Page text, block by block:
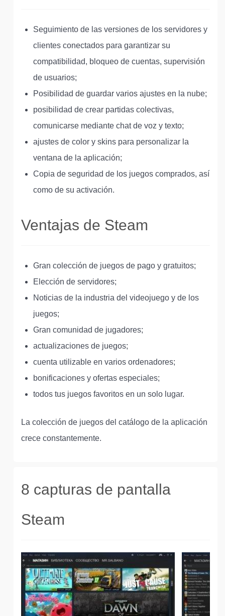
Seguimiento de las versiones de los servidores y
clientes conectados para garantizar su
compatibilidad, bloqueo de cuentas, supervisión
de usuarios;
Posibilidad de guardar varios ajustes en la nube;
posibilidad de crear partidas colectivas,
comunicarse mediante chat de voz y texto;
ajustes de color y skins para personalizar la
ventana de la aplicación;
Copia de seguridad de los juegos comprados, así
como de su activación.
Ventajas de Steam
Gran colección de juegos de pago y gratuitos;
Elección de servidores;
Noticias de la industria del videojuego y de los
juegos;
Gran comunidad de jugadores;
actualizaciones de juegos;
cuenta utilizable en varios ordenadores;
bonificaciones y ofertas especiales;
todos tus juegos favoritos en un solo lugar.
La colección de juegos del catálogo de la aplicación
crece constantemente.
8 capturas de pantalla
Steam